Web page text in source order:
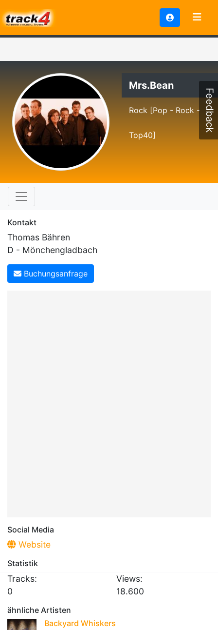
Mrs.Bean
Rock [Pop - Rock -
Top40]
Kontakt
Thomas Bähren
D - Mönchengladbach
Buchungsanfrage
Social Media
Website
Statistik
Tracks:
0
Views:
18.600
ähnliche Artisten
Backyard Whiskers
Feedback